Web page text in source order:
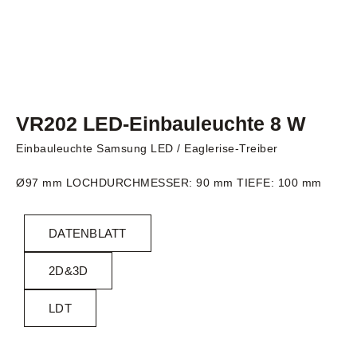
VR202 LED-Einbauleuchte 8 W
Einbauleuchte Samsung LED / Eaglerise-Treiber
Ø97 mm LOCHDURCHMESSER: 90 mm TIEFE: 100 mm
DATENBLATT
2D&3D
LDT